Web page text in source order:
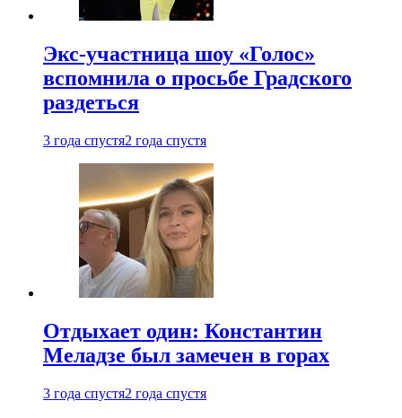
Экс-участница шоу «Голос»
вспомнила о просьбе Градского
раздеться
3 года спустя2 года спустя
Отдыхает один: Константин
Меладзе был замечен в горах
3 года спустя2 года спустя